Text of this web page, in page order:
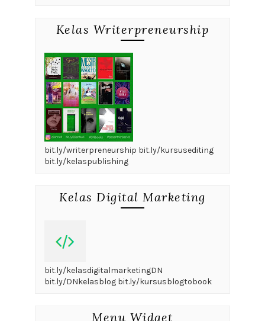
Kelas Writerpreneurship
bit.ly/writerpreneurship bit.ly/kursusediting
bit.ly/kelaspublishing
Kelas Digital Marketing
bit.ly/kelasdigitalmarketingDN
bit.ly/DNkelasblog bit.ly/kursusblogtobook
Menu Widget